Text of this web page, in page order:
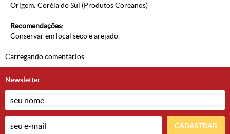
Origem: Coréia do Sul (Produtos Coreanos)
Recomendações:
Conservar em local seco e arejado.
Carregando comentários ...
Newsletter
CADASTRAR